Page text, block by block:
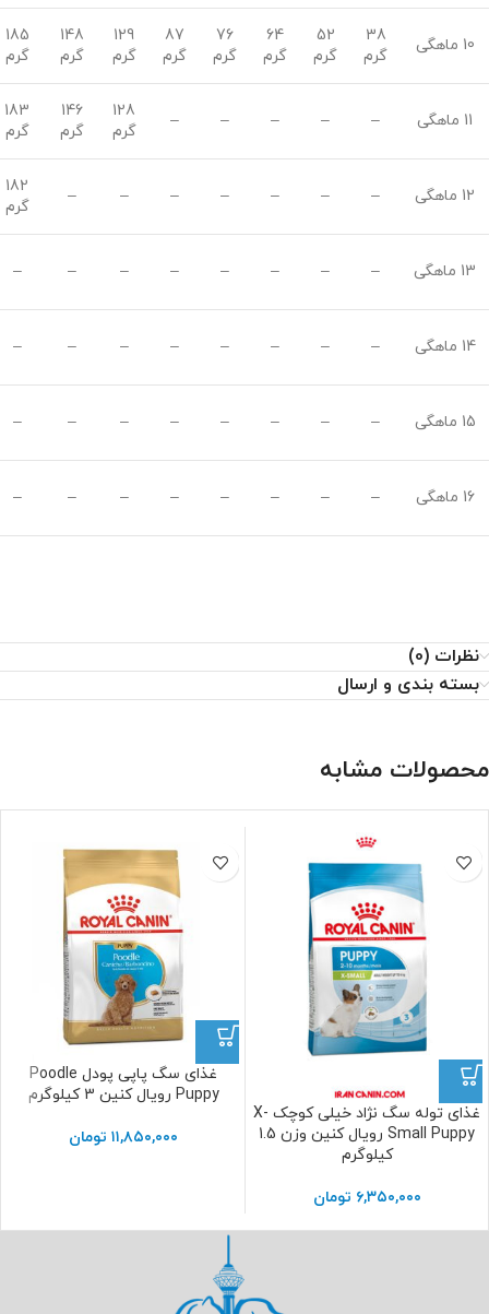
10 ماهگی
38
گرم
52
گرم
64
گرم
76
گرم
87
گرم
129
گرم
148
گرم
185
گرم
11 ماهگی –
–
–
–
–
128
گرم
146
گرم
183
گرم
12 ماهگی –
–
–
–
–
–
–
182
گرم
13 ماهگی –
–
–
–
–
–
–
–
14 ماهگی –
–
–
–
–
–
–
–
15 ماهگی –
–
–
–
–
–
–
–
16 ماهگی –
–
–
–
–
–
–
–
نظرات (0)
بسته بندی و ارسال
محصولات مشابه
غذای توله سگ نژاد خیلی کوچک X-
Small Puppy رویال کنین وزن 1.5
کیلوگرم
۶,۳۵۰,۰۰۰ تومان
غذای سگ پاپی پودل Poodle
Puppy رویال کنین 3 کیلوگرم
۱۱,۸۵۰,۰۰۰ تومان